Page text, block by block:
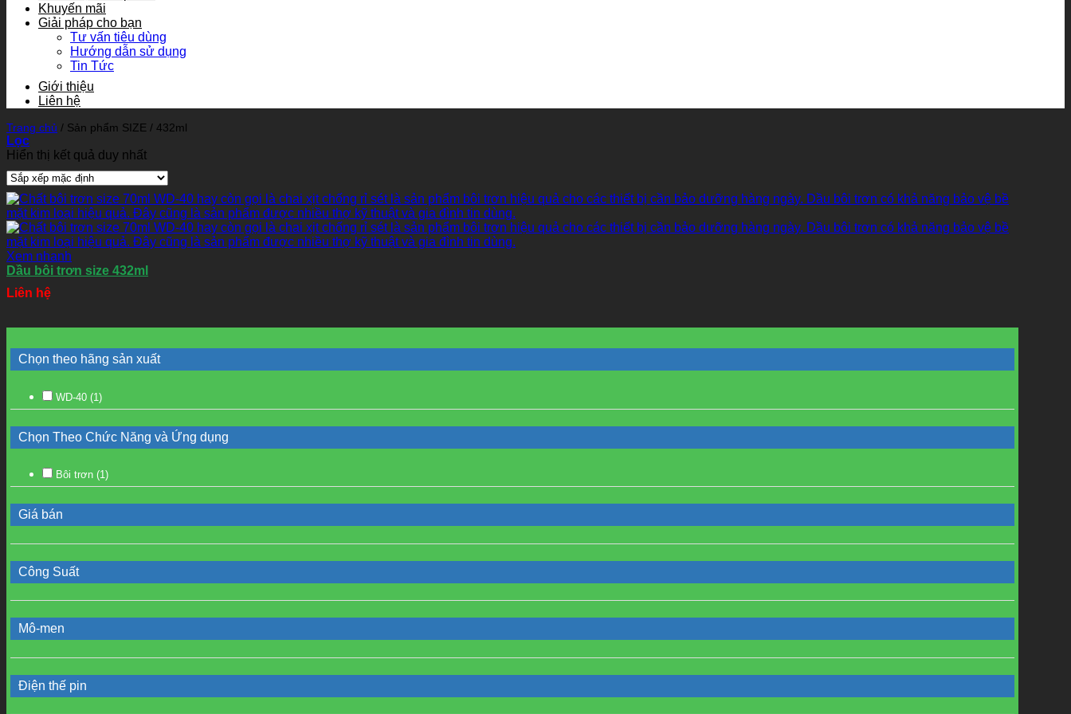
Khuyến mãi
Giải pháp cho bạn
Tư vấn tiêu dùng
Hướng dẫn sử dụng
Tin Tức
Giới thiệu
Liên hệ
Trang chủ / Sản phẩm SIZE / 432ml
Lọc
Hiển thị kết quả duy nhất
Xem nhanh
Dầu bôi trơn size 432ml
Liên hệ
Chọn theo hãng sản xuất
WD-40 (1)
Chọn Theo Chức Năng và Ứng dụng
Bôi trơn (1)
Giá bán
Công Suất
Mô-men
Điện thế pin